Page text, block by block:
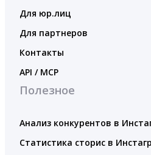
Для юр.лиц
Для партнеров
Контакты
API / MCP
Полезное
Анализ конкурентов в
Статистика сторис в